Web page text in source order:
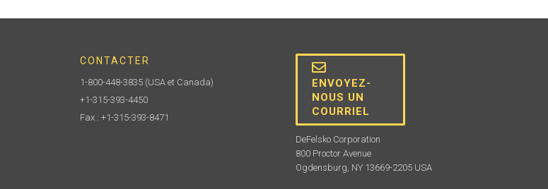
CONTACTER
1-800-448-3835 (USA et Canada)
+1-315-393-4450
Fax : +1-315-393-8471
ENVOYEZ-
NOUS UN
COURRIEL
DeFelsko Corporation
800 Proctor Avenue
Ogdensburg, NY 13669-2205 USA